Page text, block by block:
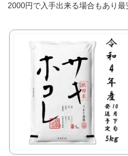
2000円で入手出来る場合もあり最